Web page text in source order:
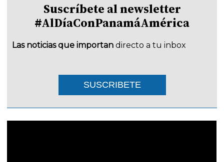
Suscríbete al newsletter
#AlDíaConPanamáAmérica
Las noticias que importan directo a tu inbox
SUSCRIBETE